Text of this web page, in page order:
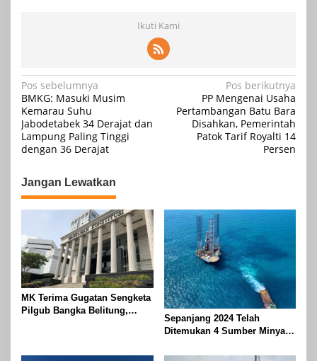
Ikuti Kami
Navigasi
pos
Pos sebelumnya
BMKG: Masuki Musim
Kemarau Suhu
Jabodetabek 34 Derajat dan
Lampung Paling Tinggi
dengan 36 Derajat
Pos berikutnya
PP Mengenai Usaha
Pertambangan Batu Bara
Disahkan, Pemerintah
Patok Tarif Royalti 14
Persen
Jangan Lewatkan
MK Terima Gugatan Sengketa
Pilgub Bangka Belitung,
Sepanjang 2024 Telah
Ditemukan 4 Sumber Minyak